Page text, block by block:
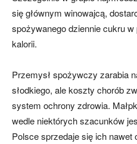
się głównym winowajcą,
spożywanego dziennie cukru
kalorii.
Przemysł spożywczy zarabia
słodkiego, ale koszty chorób
system ochrony zdrowia.
wedle niektórych szacunków
Polsce sprzedaje się ich nawet